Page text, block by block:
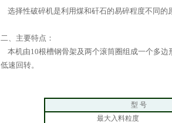
选择性破碎机是利用煤和矸石的易碎程度不同的
二、主要特点：
本机由10根槽钢骨架及两个滚筒圈组成一个多
低速回转。
型 号
最大入料粒度